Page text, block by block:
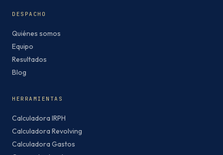
DESPACHO
Quiénes somos
Equipo
Resultados
Blog
HERRAMIENTAS
Calculadora IRPH
Calculadora Revolving
Calculadora Gastos